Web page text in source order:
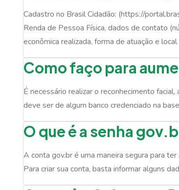
Cadastro no Brasil Cidadão: (https://
Renda de Pessoa Física, dados de contato
econômica realizada, forma de atuação e
Como faço para
É necessário realizar o reconhecimento
deve ser de algum banco credenciado na
O que é a senha
A conta gov.br é uma maneira segura para
Para criar sua conta, basta informar alguns